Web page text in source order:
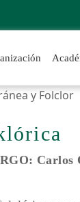
: Carlos